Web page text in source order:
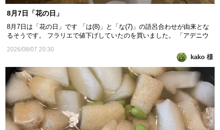
8月7日「花の日」
8月7日は「花の日」です 「は(8)」と「な(7)」の語呂合わせが由来とな
るそうです。 フラリエで値下げしていたのを買いました。 「アデニウ
も咲くのか分かりませんが、咲いたら凄く嬉しいかもです。 私にとって
2026/08/07 20:30
kako 様